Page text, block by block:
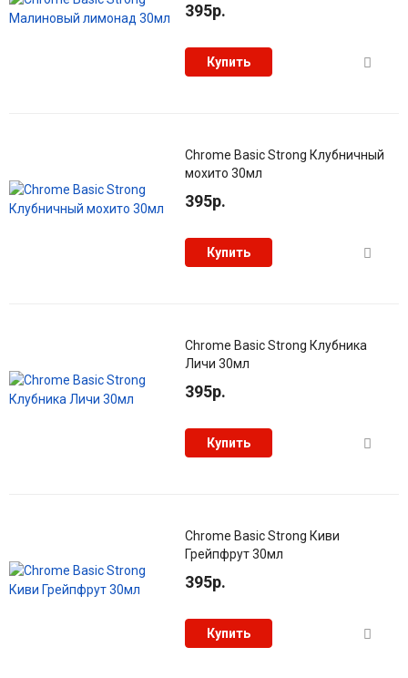
395р.
Купить
Chrome Basic Strong Клубничный
мохито 30мл
395р.
Купить
Chrome Basic Strong Клубника
Личи 30мл
395р.
Купить
Chrome Basic Strong Киви
Грейпфрут 30мл
395р.
Купить